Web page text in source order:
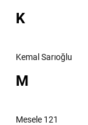
K
Kemal Sarıoğlu
M
Mesele 121